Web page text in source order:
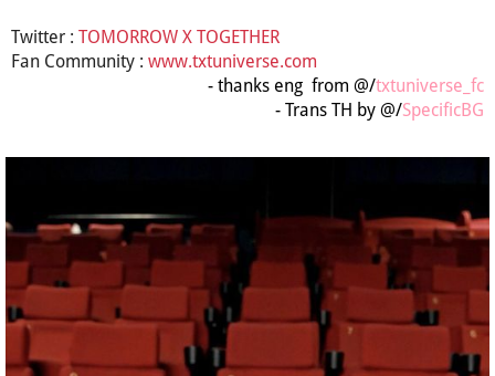
Twitter : TOMORROW X TOGETHER
Fan Community : www.txtuniverse.com
- thanks eng from @/txtuniverse_fc
- Trans TH by @/SpecificBG